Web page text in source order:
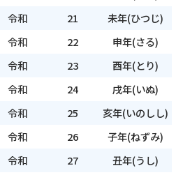
令和 21 未年(ひつじ)
令和 22 申年(さる)
令和 23 酉年(とり)
令和 24 戌年(いぬ)
令和 25 亥年(いのしし)
令和 26 子年(ねずみ)
令和 27 丑年(うし)